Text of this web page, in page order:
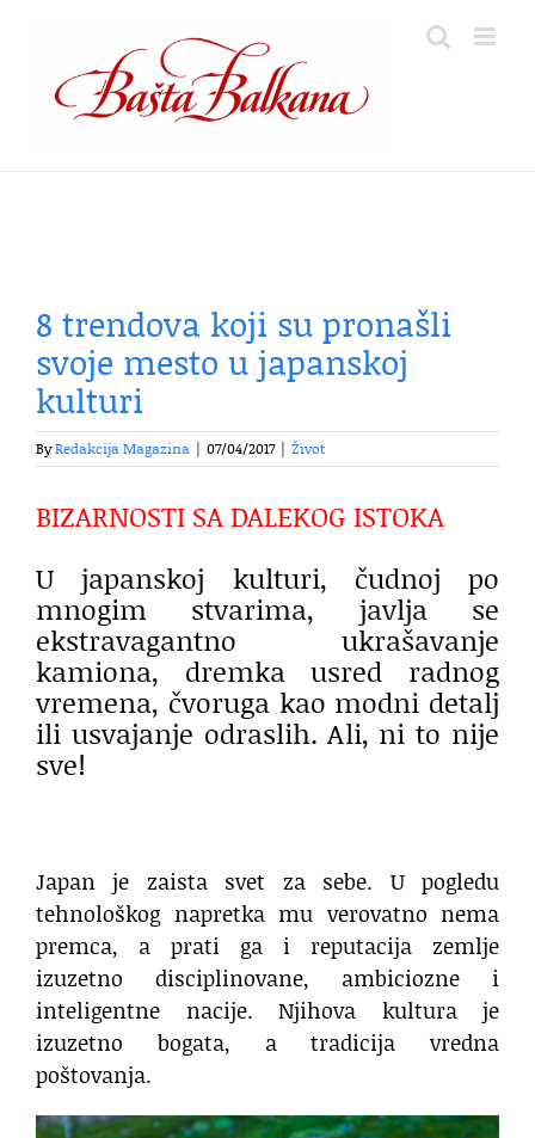
content
8 trendova koji su pronašli
svoje mesto u japanskoj
kulturi
ByRedakcija Magazina 07/04/2017 Život
BIZARNOSTI SA DALEKOG ISTOKA
U japanskoj kulturi, čudnoj po
mnogim stvarima, javlja se
ekstravagantno ukrašavanje
kamiona, dremka usred radnog
vremena, čvoruga kao modni detalj
ili usvajanje odraslih. Ali, ni to nije
sve!
Japan je zaista svet za sebe. U pogledu
tehnološkog napretka mu verovatno nema
premca, a prati ga i reputacija zemlje
izuzetno disciplinovane, ambiciozne i
inteligentne nacije. Njihova kultura je
izuzetno bogata, a tradicija vredna
poštovanja.